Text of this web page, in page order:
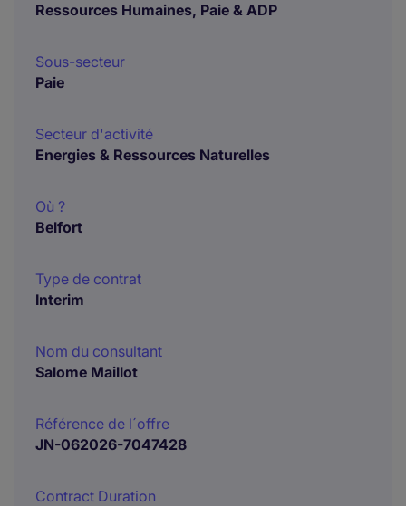
Ressources Humaines, Paie & ADP
Sous-secteur
Paie
Secteur d'activité
Energies & Ressources Naturelles
Où ?
Belfort
Type de contrat
Interim
Nom du consultant
Salome Maillot
Référence de l´offre
JN-062026-7047428
Contract Duration